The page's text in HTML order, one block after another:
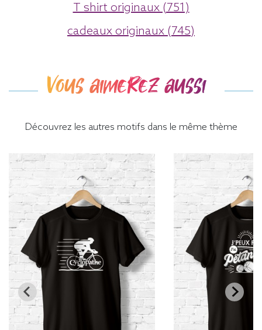
T shirt originaux (751)
cadeaux originaux (745)
Vous aimerez aussi
Découvrez les autres motifs dans le même thème